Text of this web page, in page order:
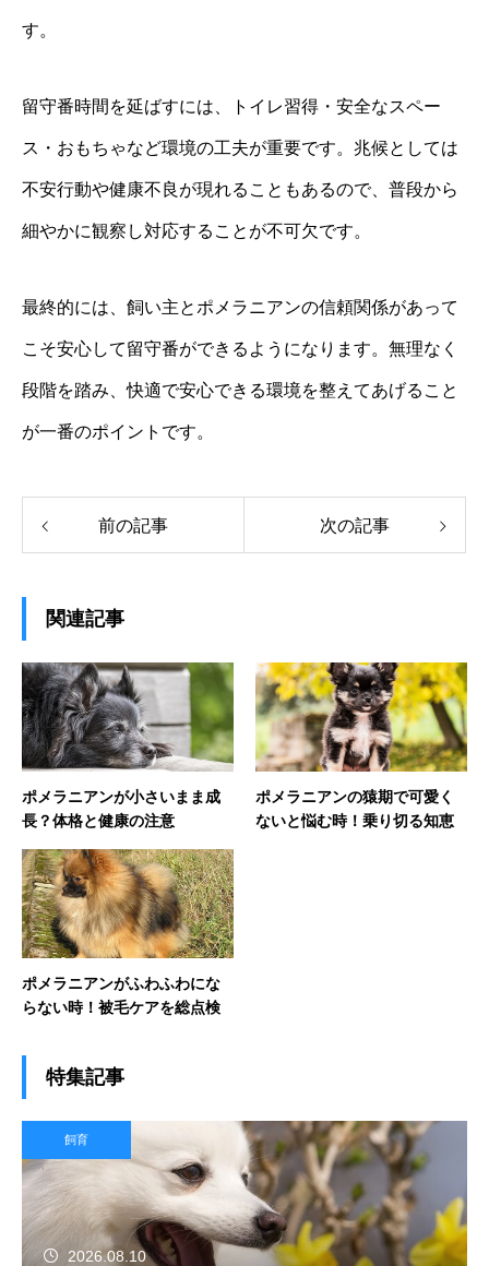
す。
留守番時間を延ばすには、トイレ習得・安全なスペー
ス・おもちゃなど環境の工夫が重要です。兆候としては
不安行動や健康不良が現れることもあるので、普段から
細やかに観察し対応することが不可欠です。
最終的には、飼い主とポメラニアンの信頼関係があって
こそ安心して留守番ができるようになります。無理なく
段階を踏み、快適で安心できる環境を整えてあげること
が一番のポイントです。
前の記事 次の記事
関連記事
ポメラニアンが小さいまま成
長？体格と健康の注意
ポメラニアンの猿期で可愛く
ないと悩む時！乗り切る知恵
ポメラニアンがふわふわにな
らない時！被毛ケアを総点検
特集記事
飼育
2026.08.10